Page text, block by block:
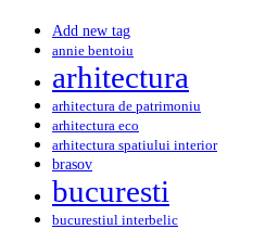
Add new tag
annie bentoiu
arhitectura
arhitectura de patrimoniu
arhitectura eco
arhitectura spatiului interior
brasov
bucuresti
bucurestiul interbelic